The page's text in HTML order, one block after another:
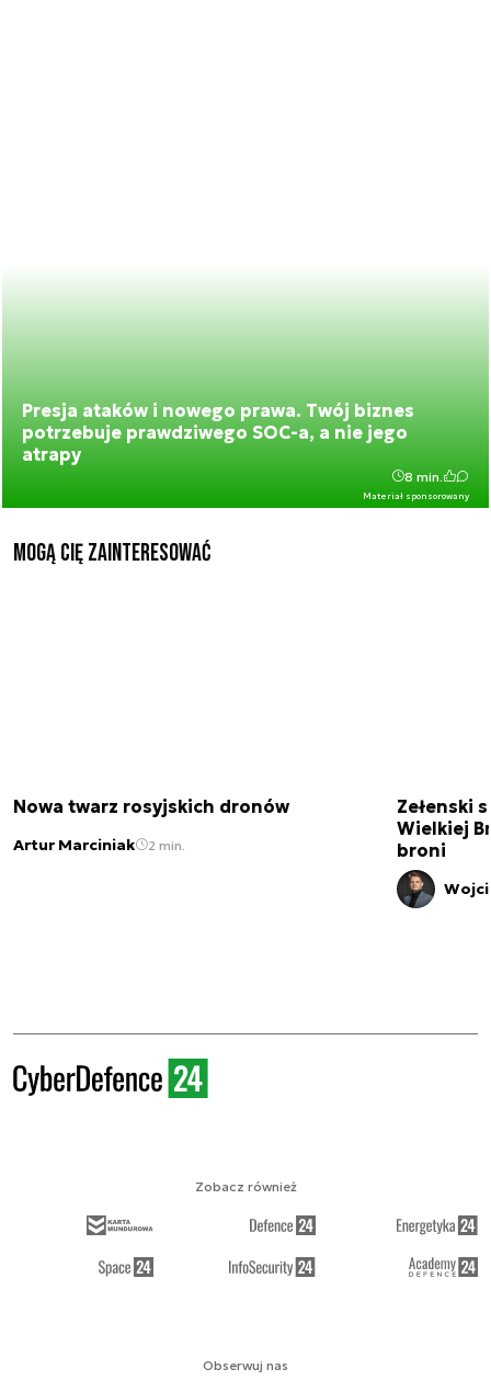
Presja ataków i nowego prawa. Twój biznes
potrzebuje prawdziwego SOC-a, a nie jego
atrapy
Materiał sponsorowany
8 min.
Mogą Cię zainteresować
Nowa twarz rosyjskich dronów
Artur Marciniak 2 min.
Zełenski
Wielkiej
broni
Obserwuj nas
Zobacz również